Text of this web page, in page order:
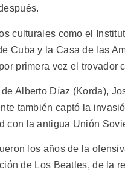
culturales como el
Cuba y la Casa de las
primera vez el trovador
Alberto Díaz (Korda),
también captó la
con la antigua Unión
los años de la
de Los Beatles, de la